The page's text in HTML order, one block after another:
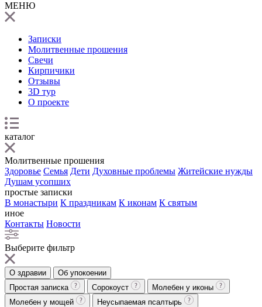
МЕНЮ
Записки
Молитвенные прошения
Свечи
Кирпичики
Отзывы
3D тур
О проекте
каталог
Молитвенные прошения
Здоровье Семья Дети Духовные проблемы Житейские нужды
Душам усопших
простые записки
В монастыри К праздникам К иконам К святым
иное
Контакты Новости
Выберите фильтр
О здравии
Об упокоении
Простая записка
Сорокоуст
Молебен у иконы
Молебен у мощей
Неусыпаемая псалтырь